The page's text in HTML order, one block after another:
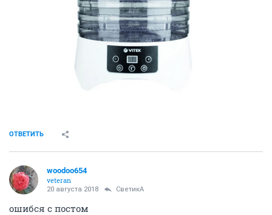
ОТВЕТИТЬ
woodoo654
veteran
20 августа 2018 СветикА
ошибся с постом